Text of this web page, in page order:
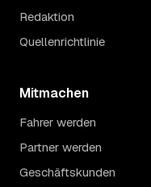
Redaktion
Quellenrichtlinie
Mitmachen
Fahrer werden
Partner werden
Geschäftskunden